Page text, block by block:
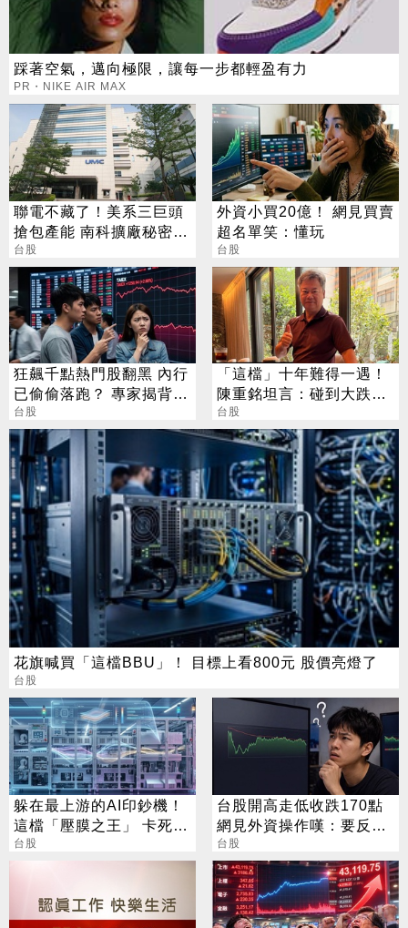
踩著空氣，邁向極限，讓每一步都輕盈有力
PR・NIKE AIR MAX
聯電不藏了！美系三巨頭
搶包產能 南科擴廠秘密曝
光
台股
外資小買20億！ 網見買賣
超名單笑：懂玩
台股
狂飆千點熱門股翻黑 內行
已偷偷落跑？ 專家揭背後
警訊
台股
「這檔」十年難得一遇！
陳重銘坦言：碰到大跌就
買進
台股
花旗喊買「這檔BBU」！ 目標上看800元 股價亮燈了
台股
躲在最上游的AI印鈔機！
這檔「壓膜之王」 卡死全
球95%載板製程
台股
台股開高走低收跌170點
網見外資操作嘆：要反轉
了嗎？
台股